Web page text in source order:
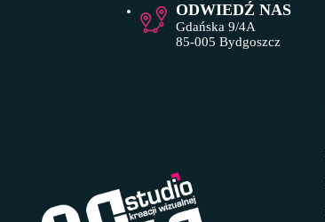
ODWIEDŹ NAS
Gdańska 9/4A
85-005 Bydgoszcz